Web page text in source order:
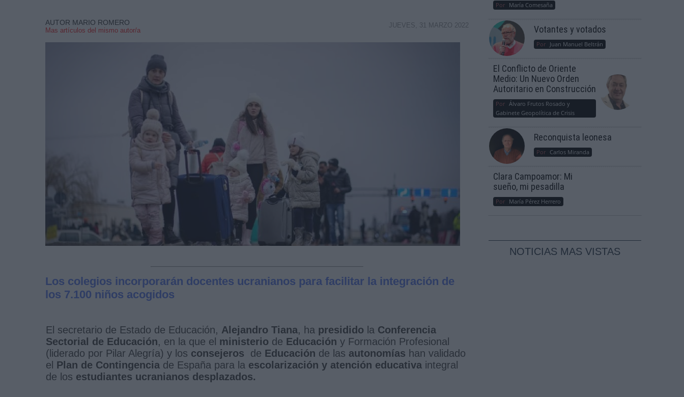
AUTOR MARIO ROMERO
Mas artículos del mismo autor/a
JUEVES, 31 MARZO 2022
Los colegios incorporarán docentes ucranianos para facilitar la integración de
los 7.100 niños acogidos
El secretario de Estado de Educación, Alejandro Tiana, ha presidido la Conferencia
Sectorial de Educación, en la que el ministerio de Educación y Formación Profesional
(liderado por Pilar Alegría) y los consejeros de Educación de las autonomías han validado
el Plan de Contingencia de España para la escolarización y atención educativa integral
de los estudiantes ucranianos desplazados.
Por María Comesaña
Votantes y votados
Por Juan Manuel Beltrán
El Conflicto de Oriente
Medio: Un Nuevo Orden
Autoritario en Construcción
Por Álvaro Frutos Rosado y
Gabinete Geopolítica de Crisis
Reconquista leonesa
Por Carlos Miranda
Clara Campoamor: Mi
sueño, mi pesadilla
Por María Pérez Herrero
NOTICIAS MAS VISTAS